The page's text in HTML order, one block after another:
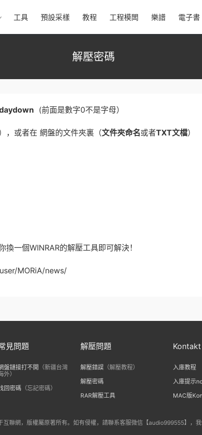
工具 預設采樣 教程 工程模闆 樂譜 電子書
解壓密碼
(前面是數字0不是字母）
，或者在 網盤的文件夾裏（文件夾命名或者TXT文檔）
一個WINRAR的解壓工具即可解決！
MORiA/news/
見問題
盤鏈接打不開
（新疆台灣
外）
回密碼（忘記密碼）
解壓問題
解壓錯誤 （解壓教程）
解壓密碼
RAR解壓工具
Kontakt
入庫教程
入庫提示
MAC版
互聯網，版權屬原著所有。如有侵權，請聯系客服微信【audio999555】，我